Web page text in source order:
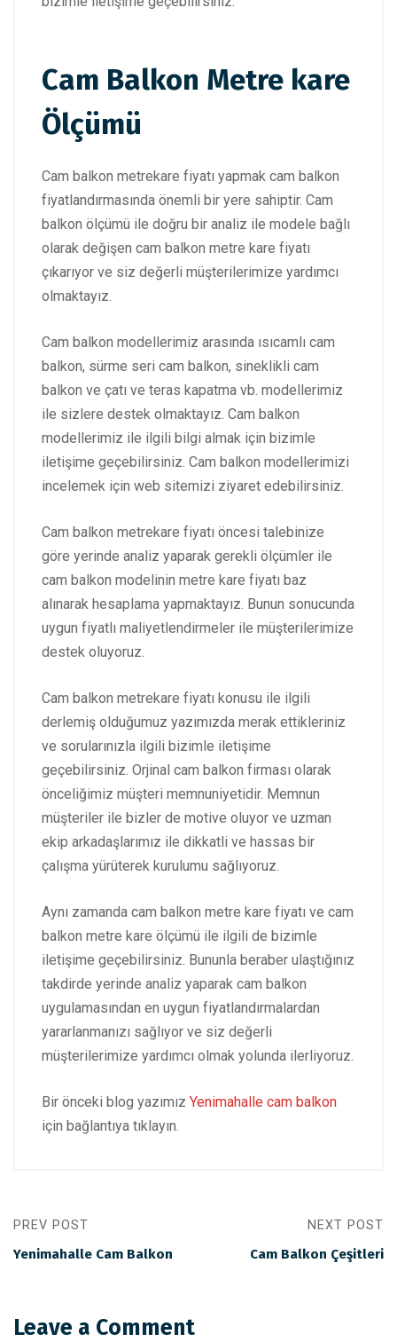
Cam Balkon Metre kare
Ölçümü
Cam balkon metrekare fiyatı yapmak cam balkon
fiyatlandırmasında önemli bir yere sahiptir. Cam
balkon ölçümü ile doğru bir analiz ile modele bağlı
olarak değişen cam balkon metre kare fiyatı
çıkarıyor ve siz değerli müşterilerimize yardımcı
olmaktayız.
Cam balkon modellerimiz arasında ısıcamlı cam
balkon, sürme seri cam balkon, sineklikli cam
balkon ve çatı ve teras kapatma vb. modellerimiz
ile sizlere destek olmaktayız. Cam balkon
modellerimiz ile ilgili bilgi almak için bizimle
iletişime geçebilirsiniz. Cam balkon modellerimizi
incelemek için web sitemizi ziyaret edebilirsiniz.
Cam balkon metrekare fiyatı öncesi talebinize
göre yerinde analiz yaparak gerekli ölçümler ile
cam balkon modelinin metre kare fiyatı baz
alınarak hesaplama yapmaktayız. Bunun sonucunda
uygun fiyatlı maliyetlendirmeler ile müşterilerimize
destek oluyoruz.
Cam balkon metrekare fiyatı konusu ile ilgili
derlemiş olduğumuz yazımızda merak ettikleriniz
ve sorularınızla ilgili bizimle iletişime
geçebilirsiniz. Orjinal cam balkon firması olarak
önceliğimiz müşteri memnuniyetidir. Memnun
müşteriler ile bizler de motive oluyor ve uzman
ekip arkadaşlarımız ile dikkatli ve hassas bir
çalışma yürüterek kurulumu sağlıyoruz.
Aynı zamanda cam balkon metre kare fiyatı ve cam
balkon metre kare ölçümü ile ilgili de bizimle
iletişime geçebilirsiniz. Bununla beraber ulaştığınız
takdirde yerinde analiz yaparak cam balkon
uygulamasından en uygun fiyatlandırmalardan
yararlanmanızı sağlıyor ve siz değerli
müşterilerimize yardımcı olmak yolunda ilerliyoruz.
Bir önceki blog yazımız Yenimahalle cam balkon
için bağlantıya tıklayın.
PREV POST
Yenimahalle Cam Balkon
NEXT POST
Cam Balkon Çeşitleri
Leave a Comment